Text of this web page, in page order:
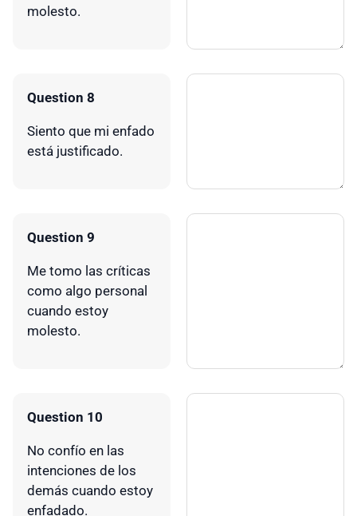
molesto.
Question 8
Siento que mi enfado
está justificado.
Question 9
Me tomo las críticas
como algo personal
cuando estoy
molesto.
Question 10
No confío en las
intenciones de los
demás cuando estoy
enfadado.